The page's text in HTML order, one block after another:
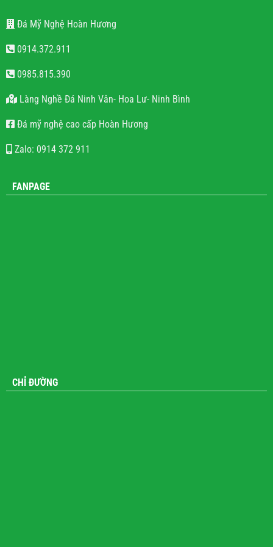
Đá Mỹ Nghệ Hoàn Hương
0914.372.911
0985.815.390
Làng Nghề Đá Ninh Vân- Hoa Lư- Ninh Bình
Đá mỹ nghệ cao cấp Hoàn Hương